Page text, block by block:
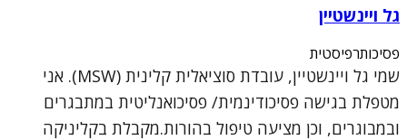
גל ויינשטיין
פסיכותרפיסטית
שמי גל ויינשטיין, עובדת סוציאלית קלינית (MSW). אני
מטפלת בגישה פסיכודינמית/ פסיכואנליטית במתבגרים
ובמבוגרים, וכן מציעה טיפול בהורות.מקבלת בקליניקה